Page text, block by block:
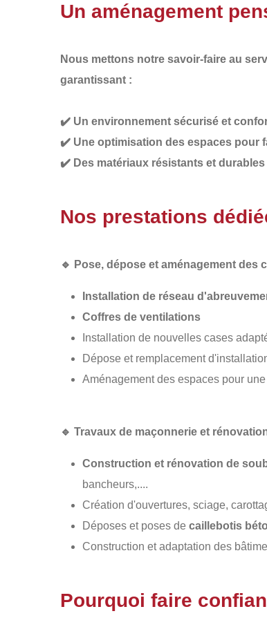
Un aménagement
Nous mettons notre savoir-faire au
garantissant :
✔️ Un environnement sécurisé et
✔️ Une optimisation des espaces pour
✔️ Des matériaux résistants et durables
Nos prestations
🔹 Pose, dépose et aménagement
Installation de réseau
Coffres de ventilations
Installation de nouvelles cases
Dépose et remplacement
Aménagement des espaces pour
🔹 Travaux de maçonnerie et
Construction et rénovation de
bancheurs,....
Création d'ouvertures, sciage,
Déposes et poses de caillebotis
Construction et adaptation des
Pourquoi faire